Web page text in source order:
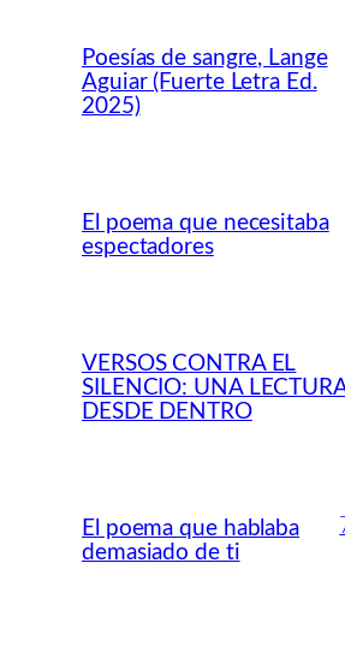
Poesías de sangre, Lange
Aguiar (Fuerte Letra Ed.
2025)
El poema que necesitaba
espectadores
VERSOS CONTRA EL
SILENCIO: UNA
DESDE DENTRO
El poema que hablaba
demasiado de ti